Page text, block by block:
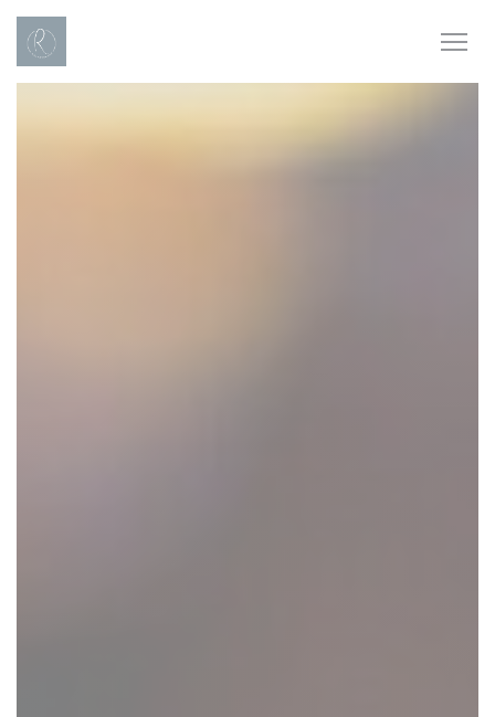
Personalizzazione delle tue scelte sui cookie